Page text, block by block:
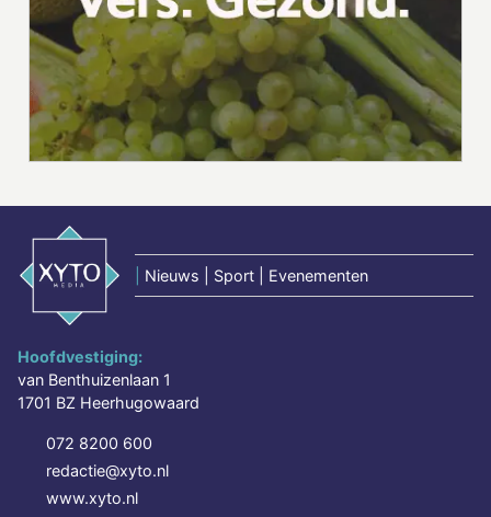
Nieuws | Sport | Evenementen
Hoofdvestiging:
van Benthuizenlaan 1
1701 BZ Heerhugowaard
072 8200 600
redactie@xyto.nl
www.xyto.nl